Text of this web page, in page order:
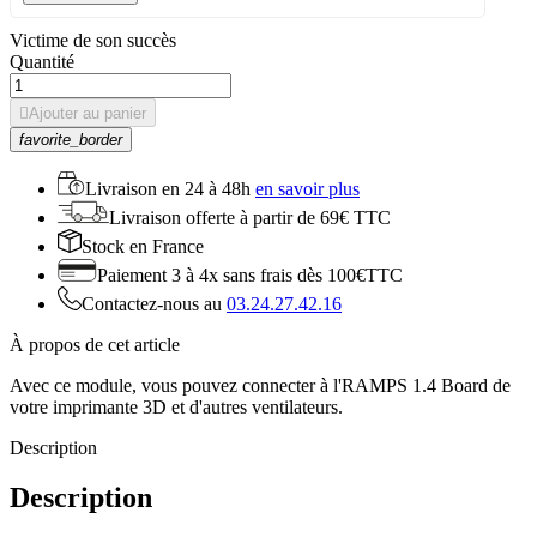
Victime de son succès
Quantité
Ajouter au panier
favorite_border
Livraison en 24 à 48h en savoir plus
Livraison offerte à partir de 69€ TTC
Stock en France
Paiement 3 à 4x sans frais dès 100€TTC
Contactez-nous au 03.24.27.42.16
À propos de cet article
Avec ce module, vous pouvez connecter à l'RAMPS 1.4 Board de
votre imprimante 3D et d'autres ventilateurs.
Description
Description